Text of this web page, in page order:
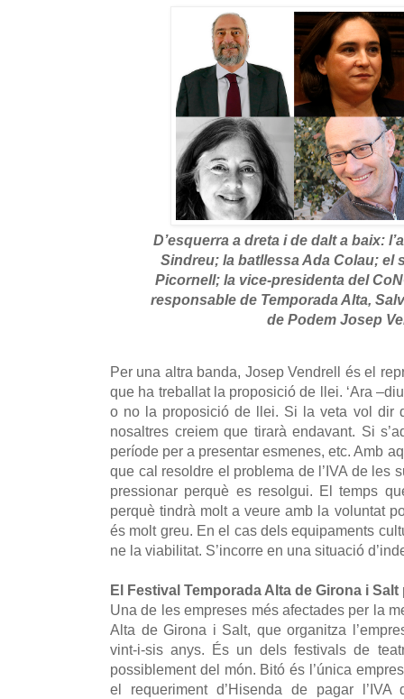
D’esquerra a dreta i de dalt a baix:
Sindreu; la batllessa Ada Colau; el
Picornell; la vice-presidenta del
responsable de Temporada Alta,
de Podem Josep
Per una altra banda, Josep Vendrell és el
que ha treballat la proposició de llei. ‘Ara
o no la proposició de llei. Si la veta vol dir
nosaltres creiem que tirarà endavant. Si
període per a presentar esmenes, etc. Amb
que cal resoldre el problema de l’IVA de les
pressionar perquè es resolgui. El temps
perquè tindrà molt a veure amb la voluntat
és molt greu. En el cas dels equipaments
ne la viabilitat. S’incorre en una situació
El Festival Temporada Alta de Girona i
Una de les empreses més afectades per la
Alta de Girona i Salt, que organitza
vint-i-sis anys. És un dels festivals de
possiblement del món. Bitó és l’única
el requeriment d’Hisenda de pagar